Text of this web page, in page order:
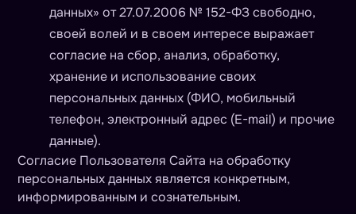
данных» от 27.07.2006 № 152-ФЗ свободно,
своей волей и в своем интересе выражает
согласие на сбор, анализ, обработку,
хранение и использование своих
персональных данных (ФИО, мобильный
телефон, электронный адрес (E-mail) и прочие
данные).
Согласие Пользователя Сайта на обработку
персональных данных является конкретным,
информированным и сознательным.